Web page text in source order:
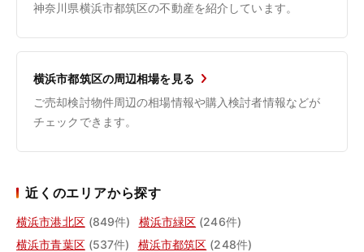
神奈川県横浜市都筑区の不動産を紹介しています。
横浜市都筑区の周辺相場を見る
ご売却検討物件周辺の相場情報や購入検討者情報などが
チェックできます。
近くのエリアから探す
横浜市港北区 (849件) 横浜市緑区 (246件)
横浜市青葉区 (537件) 横浜市都筑区 (248件)